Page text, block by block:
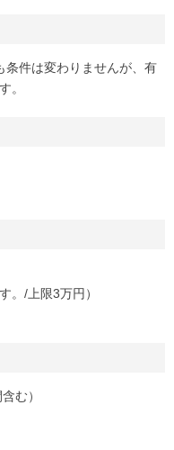
件は変わりませんが、有
。
。/上限3万円）
む）